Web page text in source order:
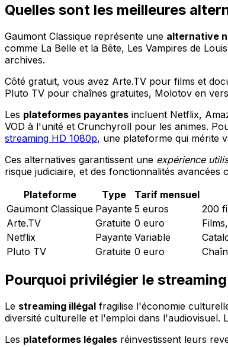
Quelles sont les meilleures
Gaumont Classique représente une alternative
comme La Belle et la Bête, Les Vampires de
archives.
Côté gratuit, vous avez Arte.TV pour films et
Pluto TV pour chaînes gratuites, Molotov en
Les plateformes payantes incluent Netflix,
VOD à l'unité et Crunchyroll pour les animes.
streaming HD 1080p, une plateforme qui mérite
Ces alternatives garantissent une expérience
risque judiciaire, et des fonctionnalités
Plateforme
Type Tarif mensuel
Gaumont Classique Payante 5 euros
200
Arte.TV
Gratuite 0 euro
Netflix
Payante Variable
Pluto TV
Gratuite 0 euro
Pourquoi privilégier le
Le streaming illégal fragilise l'économie
diversité culturelle et l'emploi dans l'audiovisuel.
Les plateformes légales réinvestissent leurs